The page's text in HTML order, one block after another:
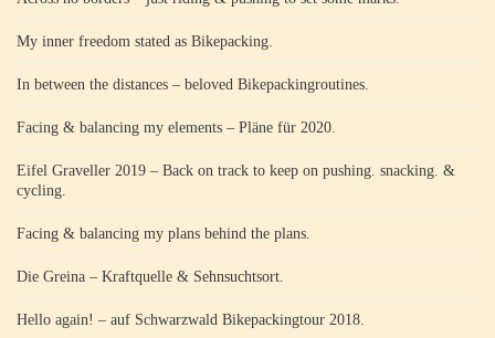
My inner freedom stated as Bikepacking.
In between the distances – beloved Bikepackingroutines.
Facing & balancing my elements – Pläne für 2020.
Eifel Graveller 2019 – Back on track to keep on pushing. snacking. &
cycling.
Facing & balancing my plans behind the plans.
Die Greina – Kraftquelle & Sehnsuchtsort.
Hello again! – auf Schwarzwald Bikepackingtour 2018.